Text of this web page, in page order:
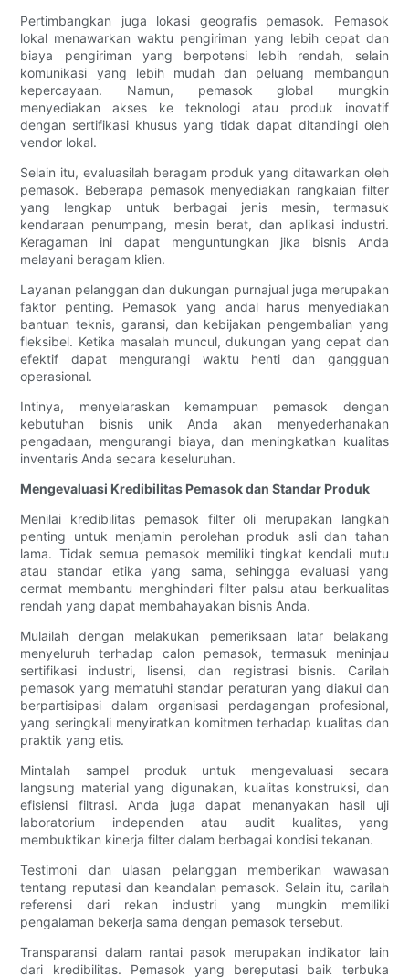
Pertimbangkan juga lokasi geografis pemasok. Pemasok
lokal menawarkan waktu pengiriman yang lebih cepat dan
biaya pengiriman yang berpotensi lebih rendah, selain
komunikasi yang lebih mudah dan peluang membangun
kepercayaan. Namun, pemasok global mungkin
menyediakan akses ke teknologi atau produk inovatif
dengan sertifikasi khusus yang tidak dapat ditandingi oleh
vendor lokal.
Selain itu, evaluasilah beragam produk yang ditawarkan oleh
pemasok. Beberapa pemasok menyediakan rangkaian filter
yang lengkap untuk berbagai jenis mesin, termasuk
kendaraan penumpang, mesin berat, dan aplikasi industri.
Keragaman ini dapat menguntungkan jika bisnis Anda
melayani beragam klien.
Layanan pelanggan dan dukungan purnajual juga merupakan
faktor penting. Pemasok yang andal harus menyediakan
bantuan teknis, garansi, dan kebijakan pengembalian yang
fleksibel. Ketika masalah muncul, dukungan yang cepat dan
efektif dapat mengurangi waktu henti dan gangguan
operasional.
Intinya, menyelaraskan kemampuan pemasok dengan
kebutuhan bisnis unik Anda akan menyederhanakan
pengadaan, mengurangi biaya, dan meningkatkan kualitas
inventaris Anda secara keseluruhan.
Mengevaluasi Kredibilitas Pemasok dan Standar Produk
Menilai kredibilitas pemasok filter oli merupakan langkah
penting untuk menjamin perolehan produk asli dan tahan
lama. Tidak semua pemasok memiliki tingkat kendali mutu
atau standar etika yang sama, sehingga evaluasi yang
cermat membantu menghindari filter palsu atau berkualitas
rendah yang dapat membahayakan bisnis Anda.
Mulailah dengan melakukan pemeriksaan latar belakang
menyeluruh terhadap calon pemasok, termasuk meninjau
sertifikasi industri, lisensi, dan registrasi bisnis. Carilah
pemasok yang mematuhi standar peraturan yang diakui dan
berpartisipasi dalam organisasi perdagangan profesional,
yang seringkali menyiratkan komitmen terhadap kualitas dan
praktik yang etis.
Mintalah sampel produk untuk mengevaluasi secara
langsung material yang digunakan, kualitas konstruksi, dan
efisiensi filtrasi. Anda juga dapat menanyakan hasil uji
laboratorium independen atau audit kualitas, yang
membuktikan kinerja filter dalam berbagai kondisi tekanan.
Testimoni dan ulasan pelanggan memberikan wawasan
tentang reputasi dan keandalan pemasok. Selain itu, carilah
referensi dari rekan industri yang mungkin memiliki
pengalaman bekerja sama dengan pemasok tersebut.
Transparansi dalam rantai pasok merupakan indikator lain
dari kredibilitas. Pemasok yang bereputasi baik terbuka